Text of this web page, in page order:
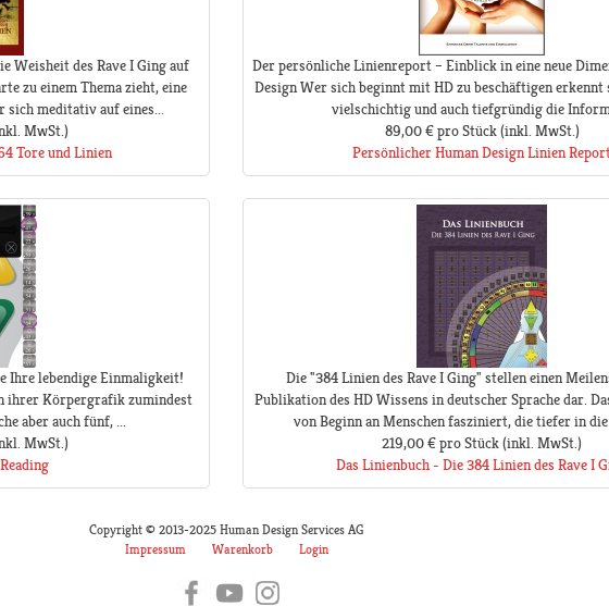
Weisheit des Rave I Ging auf
zu einem Thema zieht, eine
meditativ auf eines...
MwSt.)
Tore und Linien
Der persönliche Linienreport – Einblick in eine neue
Design Wer sich beginnt mit HD zu beschäftigen erkennt
vielschichtig und auch tiefgründig die
89,00 € pro Stück(inkl. MwSt.)
Persönlicher Human Design Linien
Ihre lebendige Einmaligkeit!
ihrer Körpergrafik zumindest
aber auch fünf, ...
MwSt.)
Die "384 Linien des Rave I Ging" stellen einen
Publikation des HD Wissens in deutscher Sprache dar.
von Beginn an Menschen fasziniert, die tiefer in
219,00 €pro Stück(inkl. MwSt.)
Das Linienbuch - Die 384 Linien des Rave I
Copyright © 2013-2025 Human Design Services AG
Impressum
Warenkorb Login